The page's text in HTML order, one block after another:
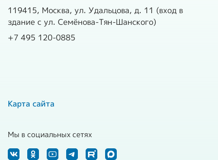
119415, Москва, ул. Удальцова, д. 11 (вход в
здание с ул. Семёнова-Тян-Шанского)
+7 495 120-0885
Карта сайта
Мы в социальных сетях